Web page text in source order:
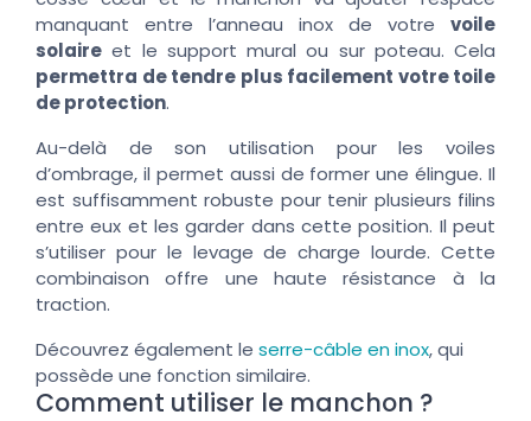
manquant entre l’anneau inox de votre voile
solaire et le support mural ou sur poteau. Cela
permettra de tendre plus facilement votre toile
de protection.
Au-delà de son utilisation pour les voiles
d’ombrage, il permet aussi de former une élingue. Il
est suffisamment robuste pour tenir plusieurs filins
entre eux et les garder dans cette position. Il peut
s’utiliser pour le levage de charge lourde. Cette
combinaison offre une haute résistance à la
traction.
Découvrez également le serre-câble en inox, qui
possède une fonction similaire.
Comment utiliser le manchon ?